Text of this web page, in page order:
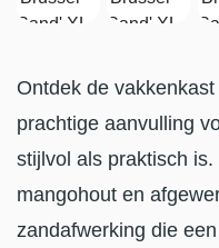
Ontdek de
prachtige aanvulling
stijlvol als praktisch
mangohout en
zandafwerking die